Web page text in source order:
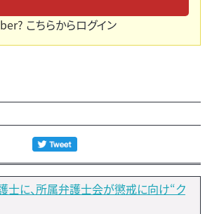
こちらからログイン
士に、所属弁護士会が懲戒に向け“ク